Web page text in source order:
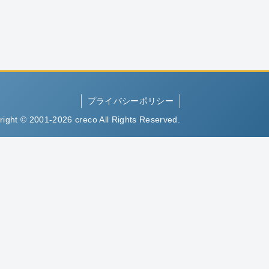
プライバシーポリシー
© 2001-2026 creco All Rights Reserved.